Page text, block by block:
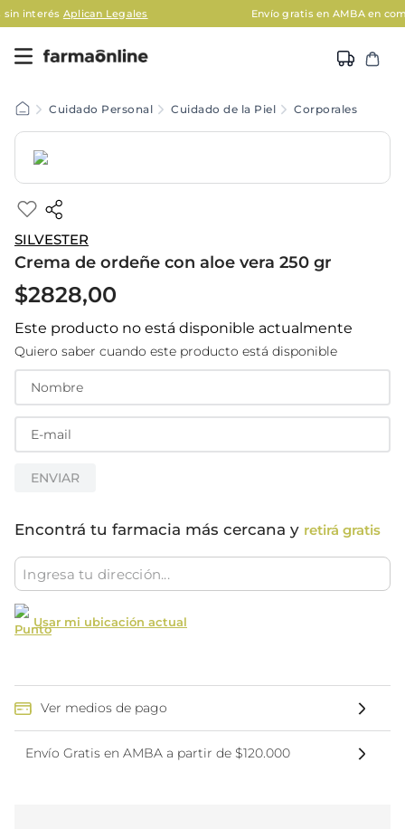
Legales Envío gratis en AMBA en compras
Cuidado Personal Cuidado de la Piel Corporales
SILVESTER
Crema de ordeñe con aloe vera 250 gr
$2828,00
Este producto no está disponible actualmente
Quiero saber cuando este producto está disponible
ENVIAR
Encontrá tu farmacia más cercana y retirá gratis
Usar mi ubicación actual
Ver medios de pago
Envío Gratis en AMBA a partir de $120.000